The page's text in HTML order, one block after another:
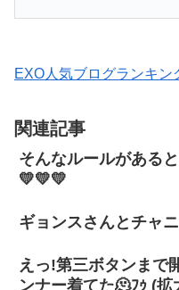
EXO人気ブログランキン
関連記事
そんなルールがある
💛💛💛
ギョンスさんとチャ
えっ!第三ボタンまで
ンナー着てた🫠ﾌｩ (拡